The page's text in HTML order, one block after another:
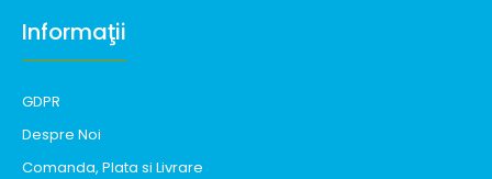
Informaţii
GDPR
Despre Noi
Comanda, Plata si Livrare